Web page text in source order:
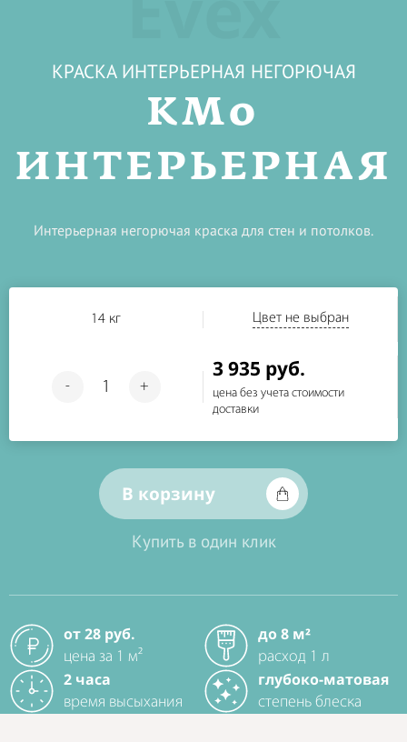
КРАСКА ИНТЕРЬЕРНАЯ НЕГОРЮЧАЯ
KM0
ИНТЕРЬЕРНАЯ
Интерьерная негорючая краска для стен и потолков.
14 кг Цвет не выбран
- +
3 935 руб.
цена без учета стоимости
доставки
В корзину
Купить в один клик
от 28 руб.
цена за 1 м²
до 8 м²
расход 1 л
2 часа
время высыхания
глубоко-матовая
степень блеска